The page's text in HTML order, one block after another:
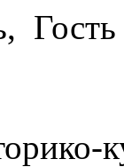
Гость